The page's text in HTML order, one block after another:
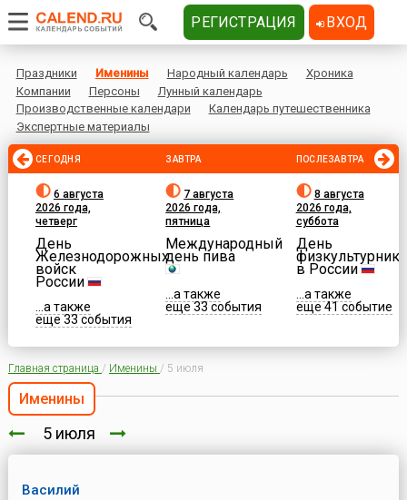
Праздники Именины Народный календарь
Хроника
Компании
Персоны
Лунный календарь
Производственные календари
Календарь путешественника
Экспертные материалы
СЕГОДНЯ
6 августа
2026 года,
четверг
День
Железнодорожных
войск
России
...а также
еще 33 события
ЗАВТРА
7 августа
2026 года,
пятница
Международный
день пива
...а также
еще 33 события
ПОСЛЕЗАВТРА
8 августа
2026 года,
суббота
День
физкультурника
в России
...а также
еще 41 событие
Главная страница / Именины / 5 июля
Именины
5 июля
Василий
РЕГИСТРАЦИЯ ВХОД